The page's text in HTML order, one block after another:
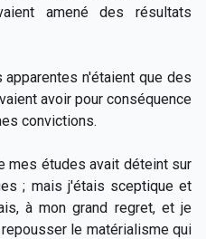
amené des résultats
n'étaient que des
avoir pour conséquence
convictions.
mes études avait déteint sur
; mais j'étais sceptique et
à mon grand regret, et je
le matérialisme qui